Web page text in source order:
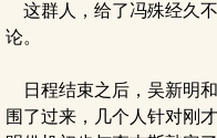
这群人，给了冯殊经久
论。
日程结束之后，吴新明
围了过来，几个人针对刚